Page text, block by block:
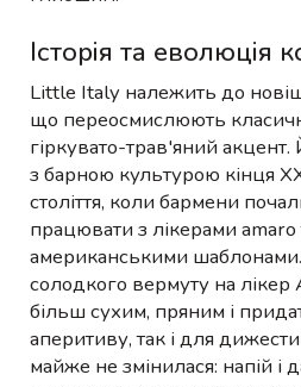
Історія та еволюція
Little Italy належить до
що переосмислюють
гіркувато-трав'яний
з барною культурою кінця
століття, коли бармени
працювати з лікерами amaro
американськими шаблонами.
солодкого вермуту на
більш сухим, пряним і
аперитиву, так і для
майже не змінилася: напій і